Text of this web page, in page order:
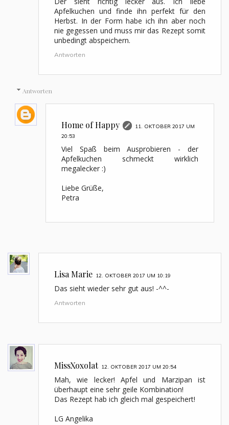
Apfelkuchen und finde ihn perfekt für den
Herbst. In der Form habe ich ihn aber noch
nie gegessen und muss mir das Rezept somit
unbedingt abspeichern.
Antworten
Antworten
Home of Happy
11. OKTOBER 2017 UM
20:53
Viel Spaß beim Ausprobieren - der
Apfelkuchen schmeckt wirklich
megalecker :)
Liebe Grüße,
Petra
Lisa Marie 12. OKTOBER 2017 UM 10:19
Das sieht wieder sehr gut aus! -^^-
Antworten
MissXoxolat 12. OKTOBER 2017 UM 20:54
Mah, wie lecker! Apfel und Marzipan ist
überhaupt eine sehr geile Kombination!
Das Rezept hab ich gleich mal gespeichert!
LG Angelika